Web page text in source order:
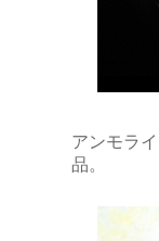
アンモラ
品。